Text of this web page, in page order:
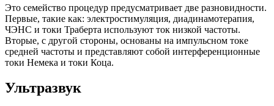
Это семейство процедур предусматривает две разновидности.
Первые, такие как: электростимуляция, диадинамотерапия,
ЧЭНС и токи Траберта используют ток низкой частоты.
Вторые, с другой стороны, основаны на импульсном токе
средней частоты и представляют собой интерференционные
токи Немека и токи Коца.
Ультразвук